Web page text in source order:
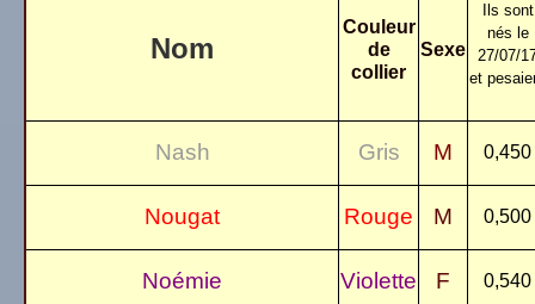
Nom
Couleur
de
collier
Sexe
Ils sont
nés le
27/07/
et
Nash Gris M 0,450
Nougat Rouge M 0,500
Noémie Violette F 0,540